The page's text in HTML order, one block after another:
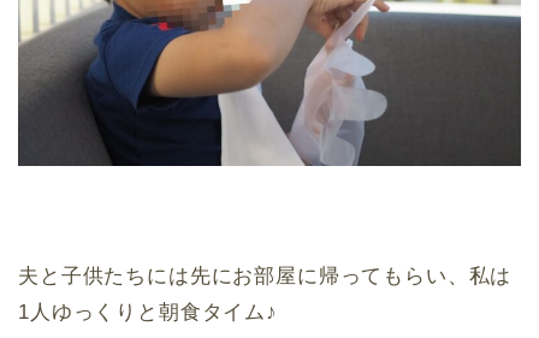
夫と子供たちには先にお部屋に帰ってもらい、私は
1人ゆっくりと朝食タイム♪